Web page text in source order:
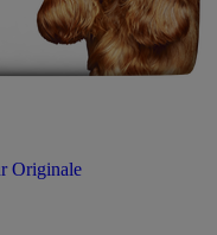
Originale